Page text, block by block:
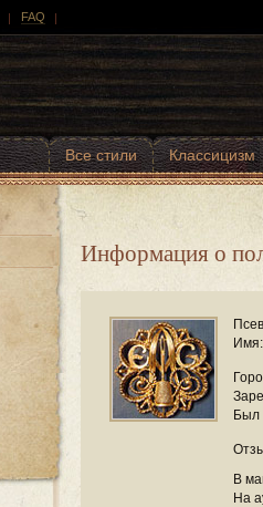
FAQ
Все стили
Классицизм
Информация о
Имя:
Был
В
На